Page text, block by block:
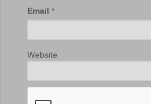
Email *
Website